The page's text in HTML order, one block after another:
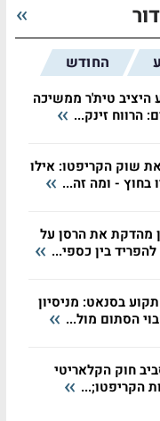
החודש
היציב טית'ר ממשיכה
הרווח זינק...
שוק הקריפטו: אילו
בחוץ - ומה זה...
מהדקת את הרסן על
בין כספי...
בסנאט: מניסיון
הסתום מול...
חוק הקלאריטי
הקריפטו;...